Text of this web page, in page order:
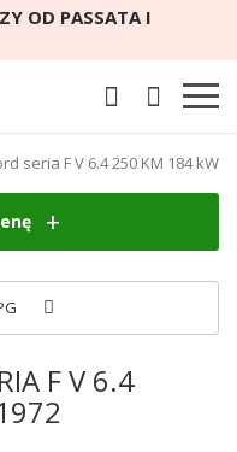
OD PASSATA I
seria F V 6.4 250 KM 184 kW
F V 6.4